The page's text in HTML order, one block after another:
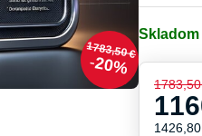
1783,50 €
20%
Skladom